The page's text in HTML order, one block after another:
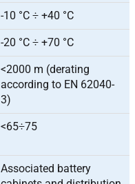
-10 °C ÷ +40 °C
-20 °C ÷ +70 °C
<2000 m (derating
according to EN 62040-
3)
<65÷75
Associated battery